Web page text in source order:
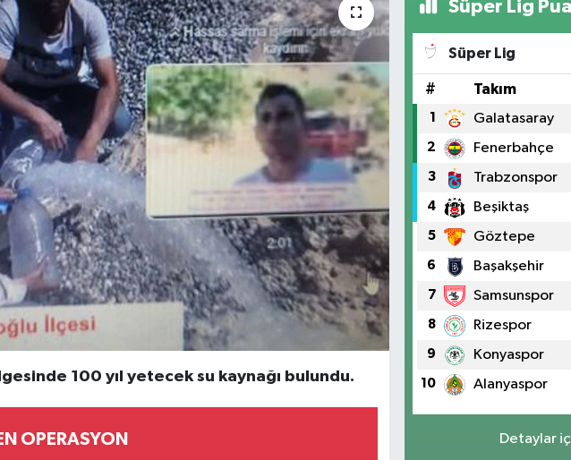
100 yıl yetecek su kaynağı bulundu.
OPERASYON
Süper Lig
Süper Lig
# Takım
1 Galatasaray
2 Fenerbahçe
3 Trabzonspor
4 Beşiktaş
5 Göztepe
6 Başakşehir
7 Samsunspor
8 Rizespor
9 Konyaspor
10 Alanyaspor
Detaylar